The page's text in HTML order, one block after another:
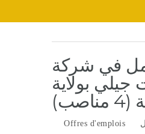
في شركة
جيلي بولاية
Offres d'emplois